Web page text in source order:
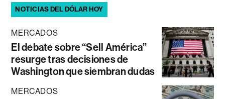
NOTICIAS DEL DÓLAR HOY
MERCADOS
El debate sobre “Sell América”
resurge tras decisiones de
Washington que siembran dudas
MERCADOS